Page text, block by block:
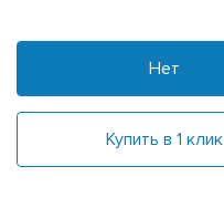
Нет
Купить в 1 клик